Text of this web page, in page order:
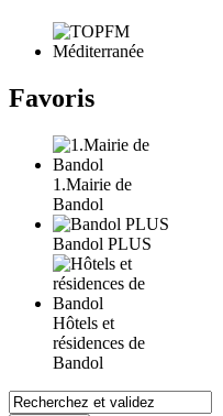
Favoris
1.Mairie de
Bandol
Bandol PLUS
Hôtels et
résidences de
Bandol